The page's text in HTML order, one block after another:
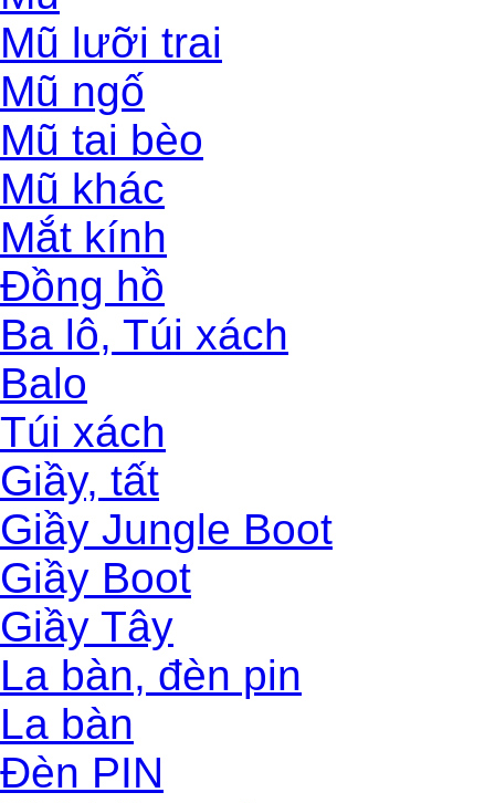
Mũ lưỡi trai
Mũ ngố
Mũ tai bèo
Mũ khác
Mắt kính
Đồng hồ
Ba lô, Túi xách
Balo
Túi xách
Giầy, tất
Giầy Jungle Boot
Giầy Boot
Giầy Tây
La bàn, đèn pin
La bàn
Đèn PIN